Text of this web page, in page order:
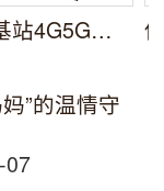
车载伪基站4G5G伪基站设备厂家
”的温情守
07